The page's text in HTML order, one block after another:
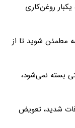
قفل درب را هر ۶ ماه یکبار روغن‌کاری
مطمئن شوید تا از
بسته نمی‌شود،
شدید، تعویض